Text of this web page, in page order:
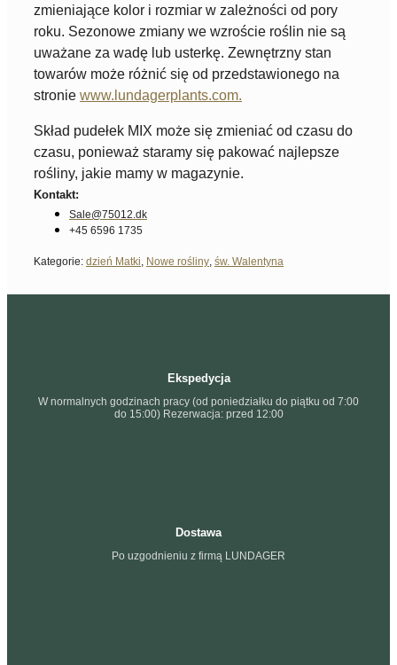
zmieniające kolor i rozmiar w zależności od pory
roku. Sezonowe zmiany we wzroście roślin nie są
uważane za wadę lub usterkę. Zewnętrzny stan
towarów może różnić się od przedstawionego na
stronie www.lundagerplants.com.
Skład pudełek MIX może się zmieniać od czasu do
czasu, ponieważ staramy się pakować najlepsze
rośliny, jakie mamy w magazynie.
Kontakt:
Sale@75012.dk
+45 6596 1735
Kategorie: dzień Matki Nowe rośliny św. Walentyna
Ekspedycja
W normalnych godzinach pracy (od poniedziałku do piątku od 7:00
do 15:00) Rezerwacja: przed 12:00
Dostawa
Po uzgodnieniu z firmą LUNDAGER